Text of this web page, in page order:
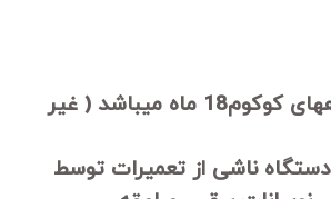
دستگاههای کوکوم18 ماه میباشد ( غیر
ناشی از تعمیرات توسط